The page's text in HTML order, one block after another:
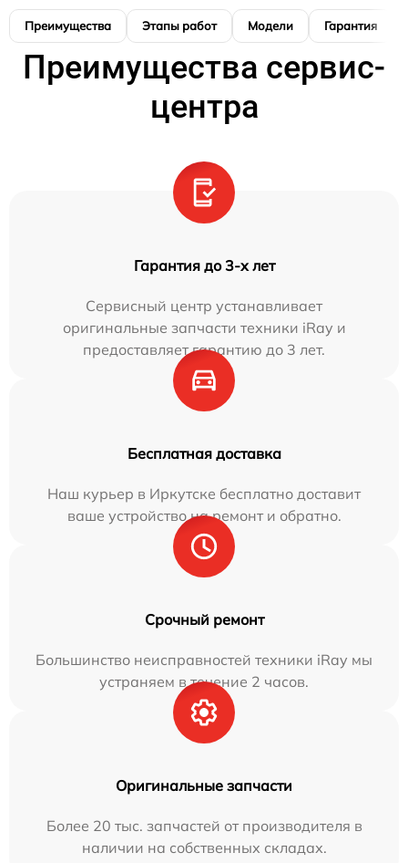
Преимущества Этапы работ Модели Гарантия
Преимущества сервис-
центра
Гарантия до 3-х лет
Сервисный центр устанавливает
оригинальные запчасти техники iRay и
предоставляет гарантию до 3 лет.
Бесплатная доставка
Наш курьер в Иркутске бесплатно доставит
ваше устройство на ремонт и обратно.
Срочный ремонт
Большинство неисправностей техники iRay мы
устраняем в течение 2 часов.
Оригинальные запчасти
Более 20 тыс. запчастей от производителя в
наличии на собственных складах.